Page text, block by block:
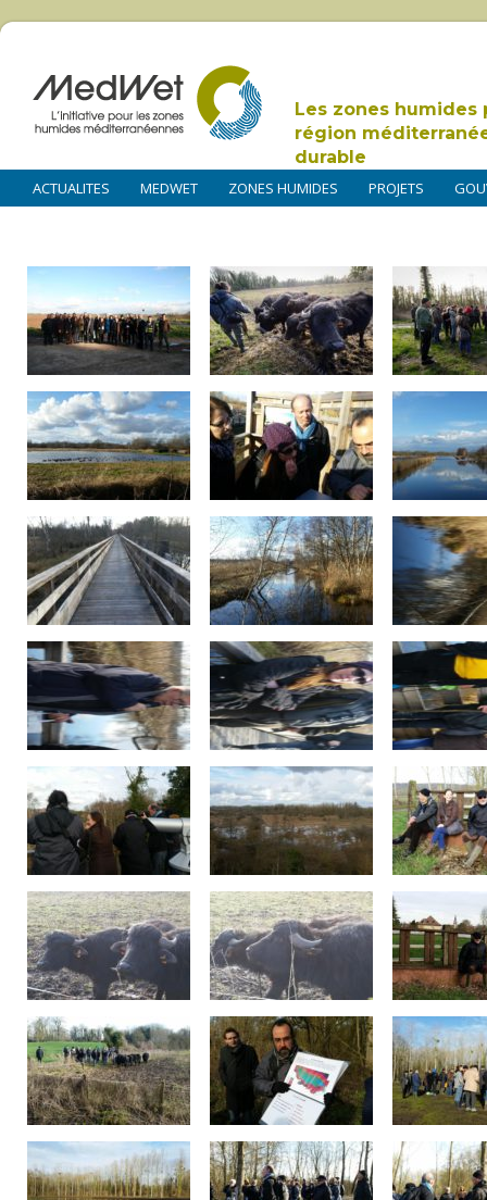
Les zones humides
région
durable
ACTUALITES MEDWET ZONES HUMIDES PROJETS